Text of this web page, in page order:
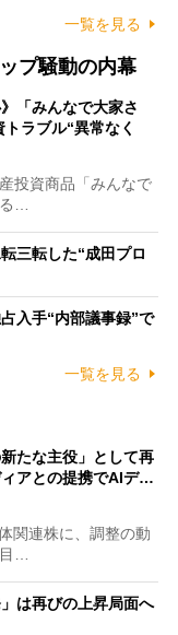
一覧を見る
プ騒動の内幕
「みんなで大家さ
ラブル“異常なく
投資商品「みんなで
る…
三転した“成田プロ
入手“内部議事録”で
一覧を見る
たな主役」として再
アとの提携でAIデ…
関連株に、調整の動
目…
は再びの上昇局面へ